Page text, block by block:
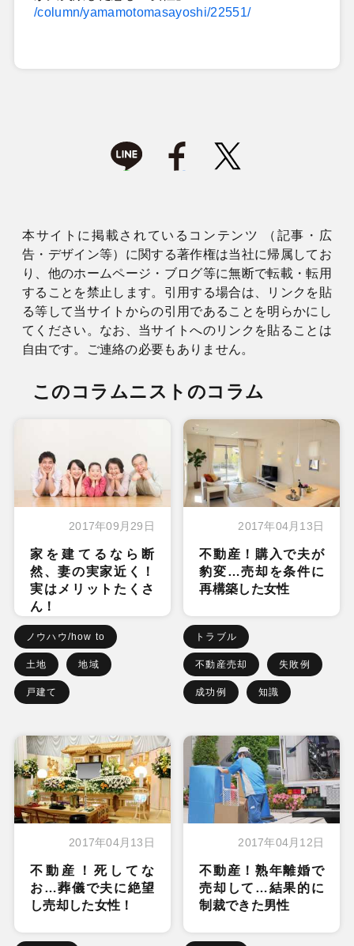
/column/yamamotomasayoshi/22551/
本サイトに掲載されているコンテンツ （記事・広
告・デザイン等）に関する著作権は当社に帰属してお
り、他のホームページ・ブログ等に無断で転載・転用
することを禁止します。引用する場合は、リンクを貼
る等して当サイトからの引用であることを明らかにし
てください。なお、当サイトへのリンクを貼ることは
自由です。ご連絡の必要もありません。
このコラムニストのコラム
2017年09月29日
家を建てるなら断
然、妻の実家近く！
実はメリットたくさ
ん！
ノウハウ/how to
土地 地域
戸建て
2017年04月13日
不動産！購入で夫が
豹変…売却を条件に
再構築した女性
トラブル
不動産売却 失敗例
成功例 知識
2017年04月13日
不動産！死してな
お…葬儀で夫に絶望
し売却した女性！
2017年04月12日
不動産！熟年離婚で
売却して…結果的に
制裁できた男性